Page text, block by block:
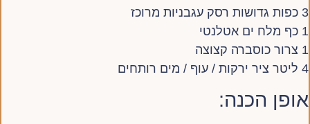
3 כפות גדושות רסק עגבניות מרוכז
1 כף מלח ים אטלנטי
1 צרור כוסברה קצוצה
4 ליטר ציר ירקות / עוף / מים רותחים
אופן הכנה: